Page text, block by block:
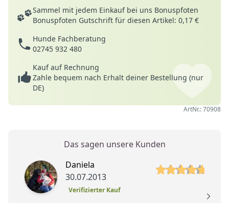
Deine Vorteile
Sammel mit jedem Einkauf bei uns Bonuspfoten
Bonuspfoten Gutschrift für diesen Artikel: 0,17 €
Hunde Fachberatung
02745 932 480
Kauf auf Rechnung
Zahle bequem nach Erhalt deiner Bestellung (nur
DE)
ArtNr.: 70908
Das sagen unsere Kunden
Daniela
30.07.2013
Verifizierter Kauf
5 von 5 Sterne